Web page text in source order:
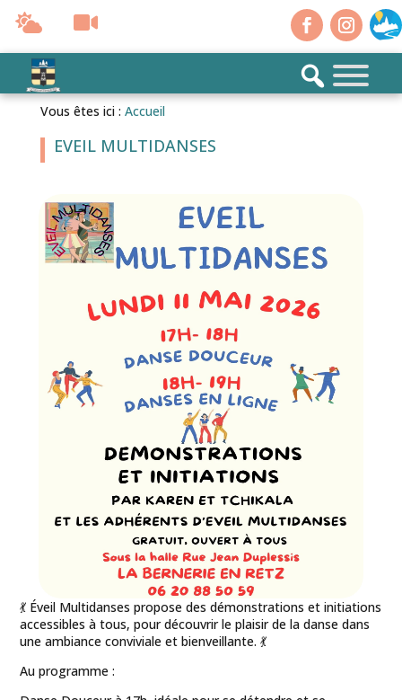
Vous êtes ici : Accueil
EVEIL MULTIDANSES
💃 Éveil Multidanses propose des démonstrations et initiations
accessibles à tous, pour découvrir le plaisir de la danse dans
une ambiance conviviale et bienveillante. 💃
Au programme :